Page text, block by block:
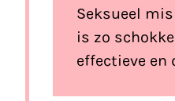
Seksueel
is zo
effectieve en